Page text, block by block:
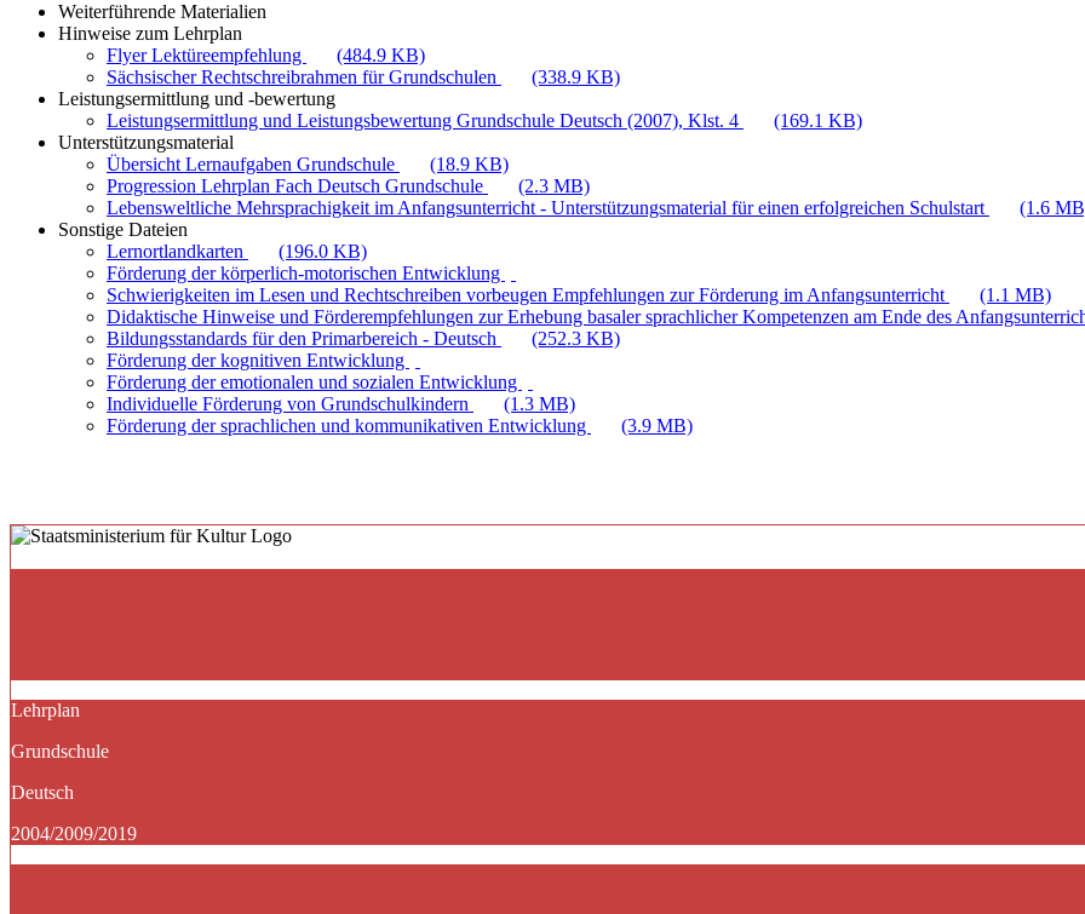
Weiterführende Materialien
Hinweise zum Lehrplan
Flyer Lektüreempfehlung
(484.9 KB)
Sächsischer Rechtschreibrahmen für Grundschulen
(338.9 KB)
Leistungsermittlung und -bewertung
Leistungsermittlung und Leistungsbewertung Grundschule Deutsch (2007), Klst. 4
(169.1 KB)
Unterstützungsmaterial
Übersicht Lernaufgaben Grundschule
(18.9 KB)
Progression Lehrplan Fach Deutsch Grundschule
(2.3 MB)
Lebensweltliche Mehrsprachigkeit im Anfangsunterricht - Unterstützungsmaterial für einen erfolgreichen Schulstart
(1.6
Sonstige Dateien
Lernortlandkarten
(196.0 KB)
Förderung der körperlich-motorischen Entwicklung
Schwierigkeiten im Lesen und Rechtschreiben vorbeugen Empfehlungen zur Förderung im Anfangsunterricht
(1.1 MB)
Didaktische Hinweise und Förderempfehlungen zur Erhebung basaler sprachlicher Kompetenzen am Ende des
Bildungsstandards für den Primarbereich - Deutsch
(252.3 KB)
Förderung der kognitiven Entwicklung
Förderung der emotionalen und sozialen Entwicklung
Individuelle Förderung von Grundschulkindern
(1.3 MB)
Förderung der sprachlichen und kommunikativen Entwicklung
(3.9 MB)
Lehrplan
Grundschule
Deutsch
2004/2009/2019